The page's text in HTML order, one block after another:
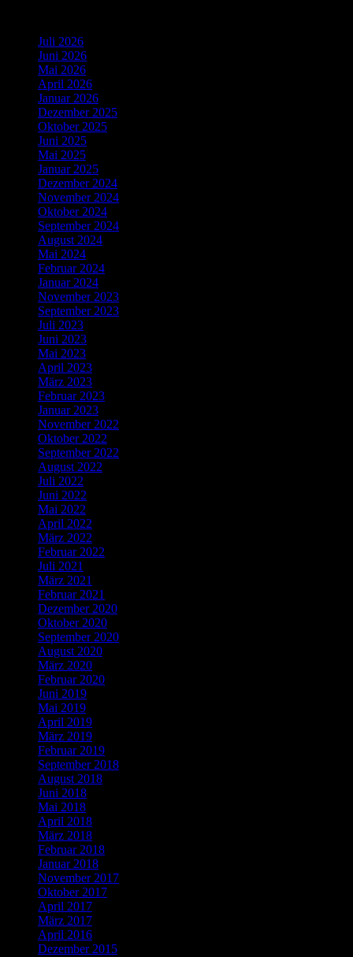
Juli 2026
Juni 2026
Mai 2026
April 2026
Januar 2026
Dezember 2025
Oktober 2025
Juni 2025
Mai 2025
Januar 2025
Dezember 2024
November 2024
Oktober 2024
September 2024
August 2024
Mai 2024
Februar 2024
Januar 2024
November 2023
September 2023
Juli 2023
Juni 2023
Mai 2023
April 2023
März 2023
Februar 2023
Januar 2023
November 2022
Oktober 2022
September 2022
August 2022
Juli 2022
Juni 2022
Mai 2022
April 2022
März 2022
Februar 2022
Juli 2021
März 2021
Februar 2021
Dezember 2020
Oktober 2020
September 2020
August 2020
März 2020
Februar 2020
Juni 2019
Mai 2019
April 2019
März 2019
Februar 2019
September 2018
August 2018
Juni 2018
Mai 2018
April 2018
März 2018
Februar 2018
Januar 2018
November 2017
Oktober 2017
April 2017
März 2017
April 2016
Dezember 2015